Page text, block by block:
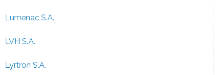
Lumenac S.A.
LVH S.A.
Lyrtron S.A.